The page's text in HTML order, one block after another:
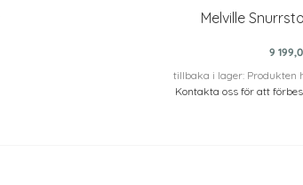
Melville
9
tillbaka i lager: Produkten
Kontakta oss för att